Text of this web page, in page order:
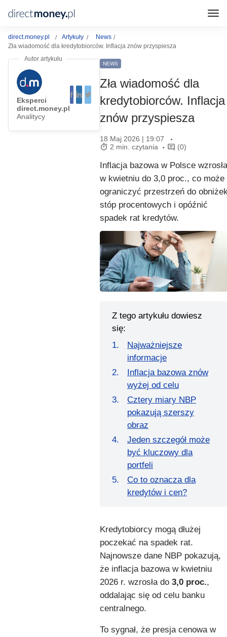
direct.money.pl Artykuły
News
Zła wiadomość dla kredytobiorców. Inflacja znów przyspiesza
Eksperci
direct.money.pl
Analitycy
NEWS
Zła wiadomość dla
kredytobiorców. Inflacja
znów przyspiesza
18 Maj 2026 | 19:07
2 min. czytania
(0)
Inflacja bazowa w Polsce wzrosła
w kwietniu do 3,0 proc., co może
ograniczyć przestrzeń do
stóp procentowych i opóźnić
spadek rat kredytów.
Z tego artykułu dowiesz
się:
Najważniejsze
informacje
Inflacja bazowa znów
wyżej od celu
Cztery miary NBP
pokazują szerszy
obraz
Jeden szczegół może
być kluczowy dla
portfeli
Co to oznacza dla
kredytów i cen?
Kredytobiorcy mogą dłużej
poczekać na spadek rat.
Najnowsze dane NBP pokazują,
że inflacja bazowa w kwietniu
2026 r. wzrosła do 3,0 proc.,
oddalając się od celu banku
centralnego.
To sygnał, że presja cenowa w